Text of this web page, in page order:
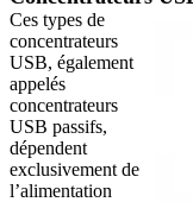
Ces types de
concentrateurs
USB, également
appelés
concentrateurs
USB passifs,
dépendent
exclusivement de
l’alimentation